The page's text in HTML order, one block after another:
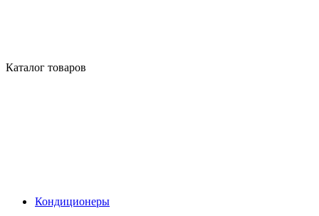
Каталог товаров
Кондиционеры